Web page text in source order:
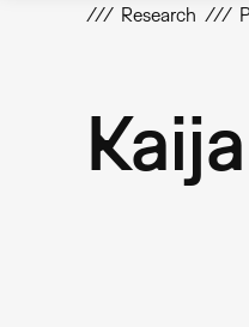
Research